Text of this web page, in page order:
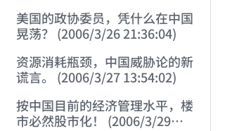
美国的政协委员，凭什么在中国
晃荡？ (2006/3/26 21:36:04)
资源消耗瓶颈，中国威胁论的新
谎言。 (2006/3/27 13:54:02)
按中国目前的经济管理水平，楼
市必然股市化！ (2006/3/29